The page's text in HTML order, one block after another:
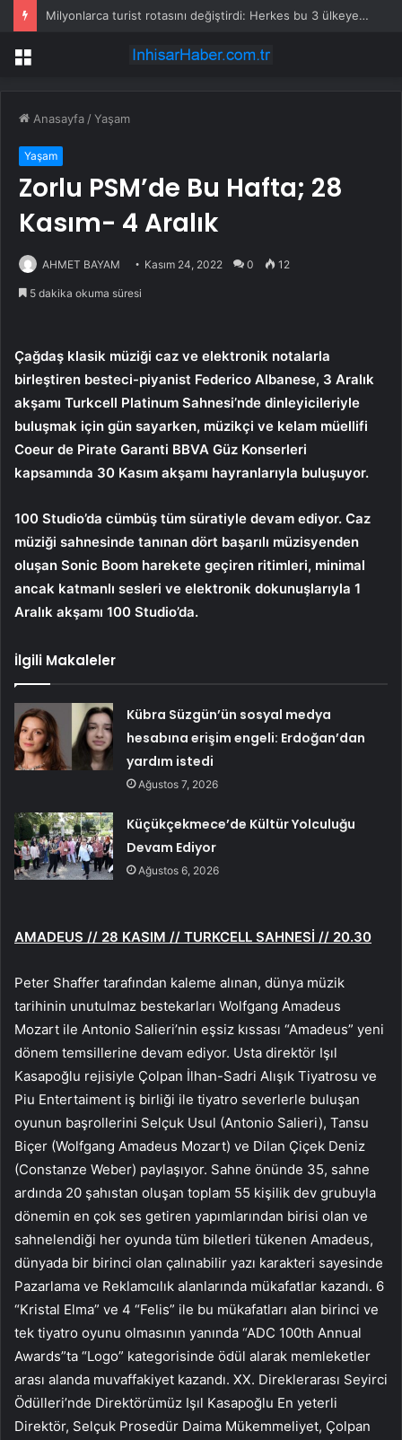
Milyonlarca turist rotasını değiştirdi: Herkes bu 3 ülkeye gidiyor
Menü
Anasayfa /Yaşam
Yaşam
Zorlu PSM’de Bu Hafta; 28
Kasım- 4 Aralık
AHMET BAYAM Kasım 24, 2022 0 12
5 dakika okuma süresi
Çağdaş klasik müziği caz ve elektronik notalarla
birleştiren besteci-piyanist Federico Albanese, 3 Aralık
akşamı Turkcell Platinum Sahnesi’nde dinleyicileriyle
buluşmak için gün sayarken, müzikçi ve kelam müellifi
Coeur de Pirate Garanti BBVA Güz Konserleri
kapsamında 30 Kasım akşamı hayranlarıyla buluşuyor.
100 Studio’da cümbüş tüm süratiyle devam ediyor. Caz
müziği sahnesinde tanınan dört başarılı müzisyenden
oluşan Sonic Boom harekete geçiren ritimleri, minimal
ancak katmanlı sesleri ve elektronik dokunuşlarıyla 1
Aralık akşamı 100 Studio’da.
İlgili Makaleler
Kübra Süzgün’ün sosyal medya
hesabına erişim engeli: Erdoğan’dan
yardım istedi
Ağustos 7, 2026
Küçükçekmece’de Kültür Yolculuğu
Devam Ediyor
Ağustos 6, 2026
AMADEUS // 28 KASIM // TURKCELL SAHNESİ // 20.30
Peter Shaffer tarafından kaleme alınan, dünya müzik
tarihinin unutulmaz bestekarları Wolfgang Amadeus
Mozart ile Antonio Salieri’nin eşsiz kıssası “Amadeus” yeni
dönem temsillerine devam ediyor. Usta direktör Işıl
Kasapoğlu rejisiyle Çolpan İlhan-Sadri Alışık Tiyatrosu ve
Piu Entertaiment iş birliği ile tiyatro severlerle buluşan
oyunun başrollerini Selçuk Usul (Antonio Salieri), Tansu
Biçer (Wolfgang Amadeus Mozart) ve Dilan Çiçek Deniz
(Constanze Weber) paylaşıyor. Sahne önünde 35, sahne
ardında 20 şahıstan oluşan toplam 55 kişilik dev grubuyla
dönemin en çok ses getiren yapımlarından birisi olan ve
sahnelendiği her oyunda tüm biletleri tükenen Amadeus,
dünyada bir birinci olan çalınabilir yazı karakteri sayesinde
Pazarlama ve Reklamcılık alanlarında mükafatlar kazandı. 6
“Kristal Elma” ve 4 “Felis” ile bu mükafatları alan birinci ve
tek tiyatro oyunu olmasının yanında “ADC 100th Annual
Awards”ta “Logo” kategorisinde ödül alarak memleketler
arası alanda muvaffakiyet kazandı. XX. Direklerarası Seyirci
Ödülleri’nde Direktörümüz Işıl Kasapoğlu En yeterli
Direktör, Selçuk Prosedür Daima Mükemmeliyet, Çolpan